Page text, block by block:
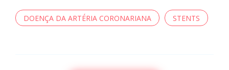
DOENÇA DA ARTÉRIA CORONARIANA STENTS